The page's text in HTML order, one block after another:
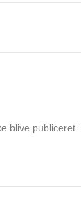
blive publiceret.